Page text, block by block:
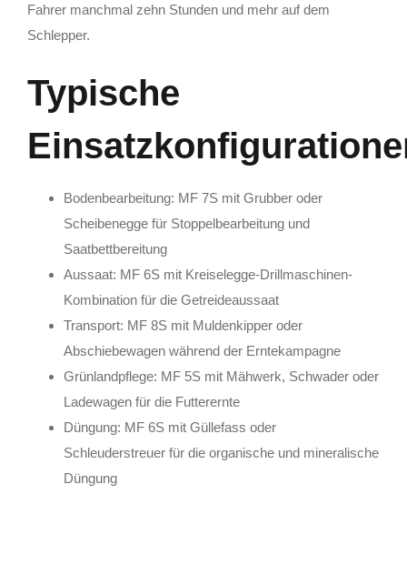
Fahrer manchmal zehn Stunden und mehr auf dem
Schlepper.
Typische
Bodenbearbeitung: MF 7S mit Grubber oder
Scheibenegge für Stoppelbearbeitung und
Saatbettbereitung
Aussaat: MF 6S mit Kreiselegge-Drillmaschinen-
Kombination für die Getreideaussaat
Transport: MF 8S mit Muldenkipper oder
Abschiebewagen während der Erntekampagne
Grünlandpflege: MF 5S mit Mähwerk, Schwader oder
Ladewagen für die Futterernte
Düngung: MF 6S mit Güllefass oder
Schleuderstreuer für die organische und mineralische
Düngung